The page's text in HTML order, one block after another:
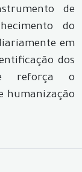
de
do
em
dos
e reforça o
humanização